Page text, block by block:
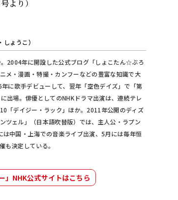
より）
しょうこ）
2004年に開設した公式ブログ「しょこたん☆ぶろ
メ・漫画・特撮・カンフーなどの豊富な知識で大
に歌手デビューして、翌年「空色デイズ」で「第
出場。俳優としてのNHKドラマ出演は、連続テレ
「デイジー・ラック」ほか。2011年公開のディズ
ツェル」（日本語吹替版）では、主人公・ラプン
は中国・上海での音楽ライブ出演、5月には毎年恒
も決定している。
」NHK公式サイトはこちら